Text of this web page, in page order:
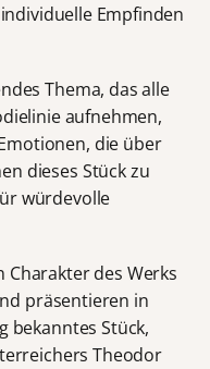
Empfinden
Thema, das alle
aufnehmen,
die über
dieses Stück zu
würdevolle
Charakter des Werks
präsentieren in
bekanntes Stück,
Theodor